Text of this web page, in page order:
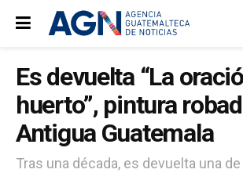
Es devuelta “La
huerto”, pintura
Antigua Guatemala
Tras una década, es devuelta una